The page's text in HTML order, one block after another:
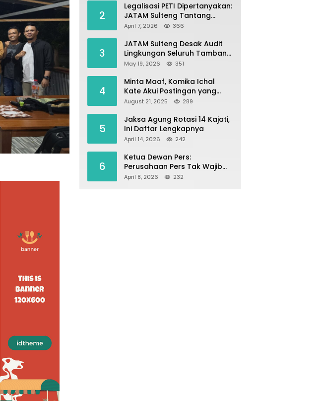
2
Legalisasi PETI Dipertanyakan:
JATAM Sulteng Tantang
Gubernur Berhenti Andalkan
Parigi Moutong sebagai
Lumbung Pangan
April 7, 2026 366
3
JATAM Sulteng Desak Audit
Lingkungan Seluruh Tambang
Batuan di Sepanjang Pesisir
May 19, 2026 351
4
Minta Maaf, Komika Ichal
Kate Akui Postingan yang
Singgung Media Karena Emosi
August 21, 2025 289
5
Jaksa Agung Rotasi 14 Kajati,
Ini Daftar Lengkapnya
April 14, 2026 242
6
Ketua Dewan Pers:
Perusahaan Pers Tak Wajib
Terdaftar, UKW Bukan Syarat
April 8, 2026 232